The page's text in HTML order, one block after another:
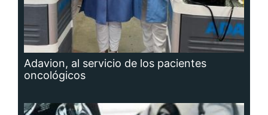
Adavion, al servicio de los pacientes
oncológicos